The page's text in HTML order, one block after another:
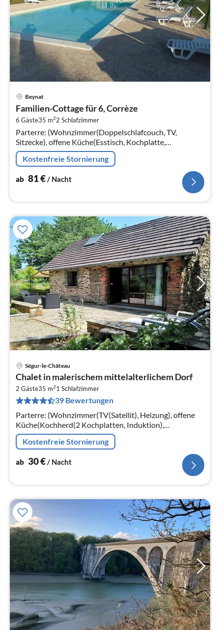
Beynat
Familien-Cottage für 6, Corrèze
6 Gäste35 m22 Schlafzimmer
Parterre: (Wohnzimmer(Doppelschlafcouch, TV,
Sitzecke), offene Küche(Esstisch, Kochplatte,
Wasserkocher, Toaster, Dunstabzugshaube,
Kaffeemaschine, Mikrowelle, Spülmaschine, Kühl-/...
Kostenfreie Stornierung
ab 81€/ Nacht
Ségur-le-Château
Chalet in malerischem mittelalterlichem Dorf
2 Gäste35 m21 Schlafzimmer
39 Bewertungen
Parterre: (Wohnzimmer(TV(Satellit), Heizung), offene
Küche(Kochherd(2 Kochplatten, Induktion),
Kaffeemaschine(Filter), Backofen,
Kühl-/Gefrierkombination)
Kostenfreie Stornierung
ab 30€/ Nacht